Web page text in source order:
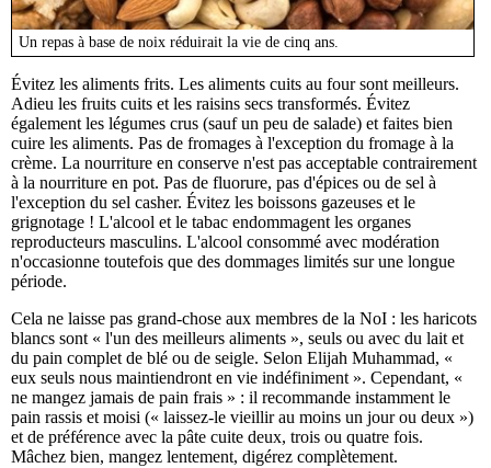
Un repas à base de noix réduirait la vie de cinq ans.
Évitez les aliments frits. Les aliments cuits au four sont meilleurs.
Adieu les fruits cuits et les raisins secs transformés. Évitez
également les légumes crus (sauf un peu de salade) et faites bien
cuire les aliments. Pas de fromages à l'exception du fromage à la
crème. La nourriture en conserve n'est pas acceptable contrairement
à la nourriture en pot. Pas de fluorure, pas d'épices ou de sel à
l'exception du sel casher. Évitez les boissons gazeuses et le
grignotage ! L'alcool et le tabac endommagent les organes
reproducteurs masculins. L'alcool consommé avec modération
n'occasionne toutefois que des dommages limités sur une longue
période.
Cela ne laisse pas grand-chose aux membres de la NoI : les haricots
blancs sont « l'un des meilleurs aliments », seuls ou avec du lait et
du pain complet de blé ou de seigle. Selon Elijah Muhammad, «
eux seuls nous maintiendront en vie indéfiniment ». Cependant, «
ne mangez jamais de pain frais » : il recommande instamment le
pain rassis et moisi (« laissez-le vieillir au moins un jour ou deux »)
et de préférence avec la pâte cuite deux, trois ou quatre fois.
Mâchez bien, mangez lentement, digérez complètement.